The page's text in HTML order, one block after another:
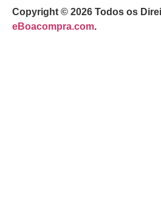
Copyright © 2026 Todos os
eBoacompra.com.